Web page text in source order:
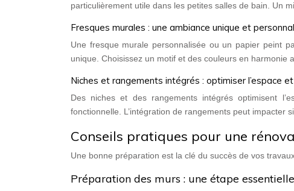
particulièrement utile dans les petites salles de bain. Un
Fresques murales : une ambiance unique et
Une fresque murale personnalisée ou un papier peint
unique. Choisissez un motif et des couleurs en harmonie
Niches et rangements intégrés : optimiser l’espace
Des niches et des rangements intégrés optimisent
fonctionnelle. L’intégration de rangements peut impacter
Conseils pratiques pour une
Une bonne préparation est la clé du succès de vos
Préparation des murs : une étape essentielle